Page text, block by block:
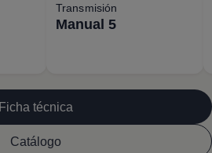
Transmisión
Manual 5
Ficha técnica
Catálogo